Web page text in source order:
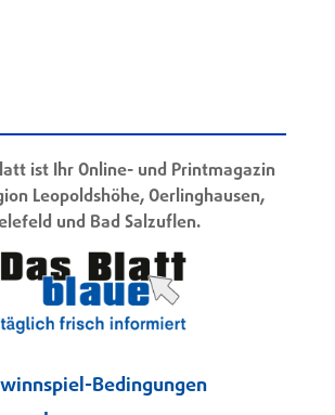
ist Ihr Online- und Printmagazin
Leopoldshöhe, Oerlinghausen,
und Bad Salzuflen.
Bedingungen